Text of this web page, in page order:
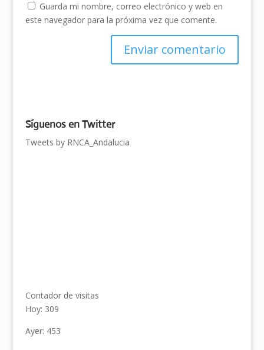
Guarda mi nombre, correo electrónico y web en
este navegador para la próxima vez que comente.
Síguenos en Twitter
Tweets by RNCA_Andalucia
Contador de visitas
Hoy: 309
Ayer: 453